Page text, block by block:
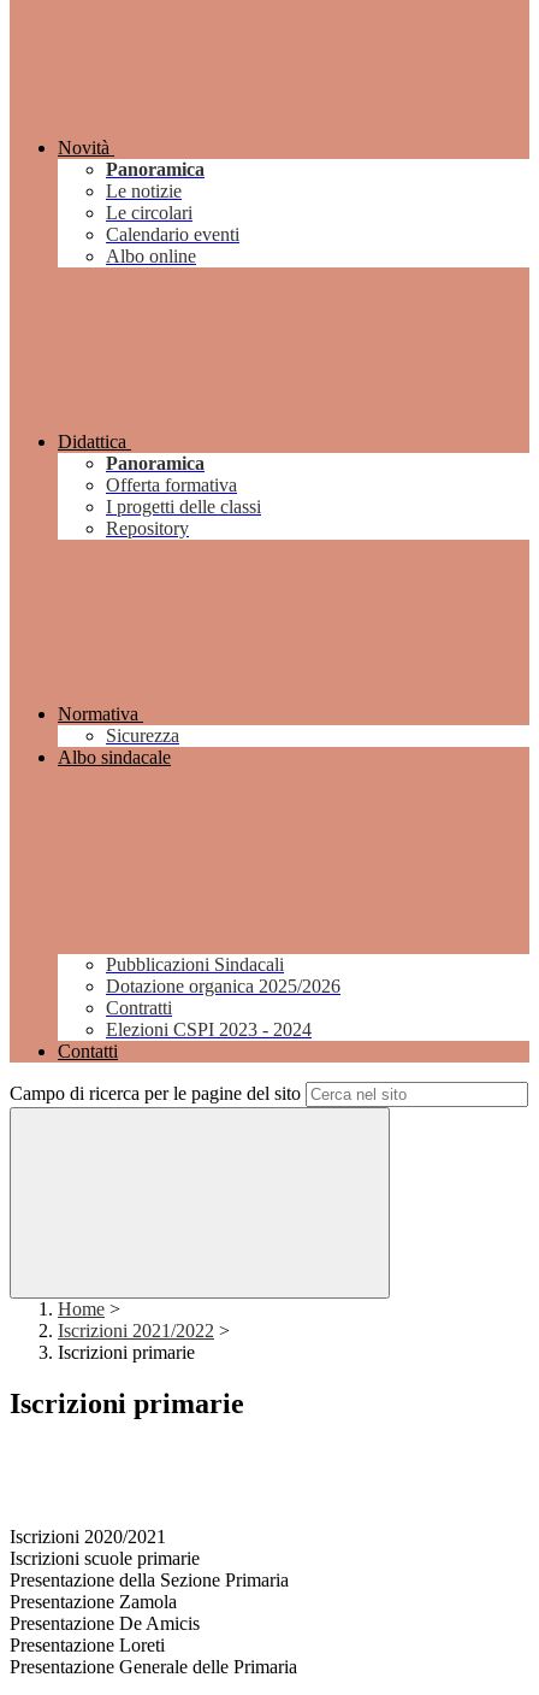
Novità
Panoramica
Le notizie
Le circolari
Calendario eventi
Albo online
Didattica
Panoramica
Offerta formativa
I progetti delle classi
Repository
Normativa
Sicurezza
Albo sindacale
Pubblicazioni Sindacali
Dotazione organica 2025/2026
Contratti
Elezioni CSPI 2023 - 2024
Contatti
Campo di ricerca per le pagine del sito
Home >
Iscrizioni 2021/2022 >
Iscrizioni primarie
Iscrizioni primarie
Iscrizioni 2020/2021
Iscrizioni scuole primarie
Presentazione della Sezione Primaria
Presentazione Zamola
Presentazione De Amicis
Presentazione Loreti
Presentazione Generale delle Primaria